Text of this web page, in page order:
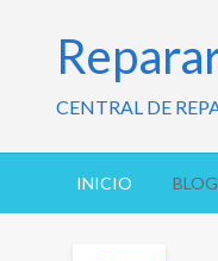
CENTRAL DE
INICIO BLOG